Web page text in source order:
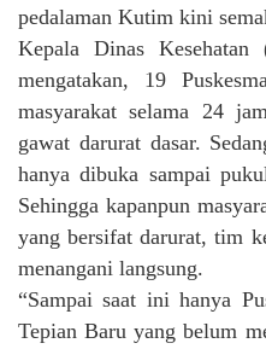
pedalaman Kutim kini
Kepala Dinas
mengatakan, 19
masyarakat selama 24
gawat darurat dasar.
hanya dibuka sampai
Sehingga kapanpun
yang bersifat darurat, tim
menangani langsung.
“Sampai saat ini hanya
Tepian Baru yang belum